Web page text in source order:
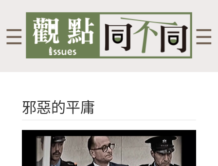
☰ ☰
邪惡的平庸